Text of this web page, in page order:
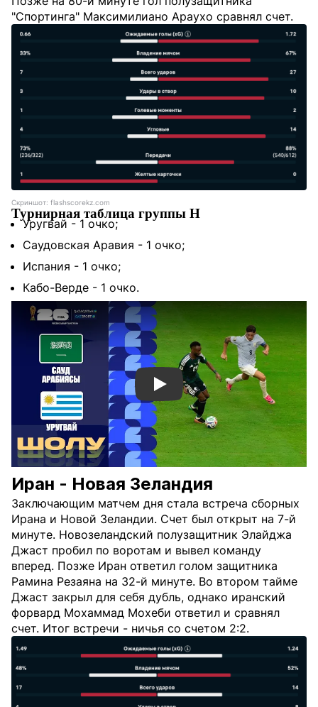
"Спортинга" Максимилиано Араухо сравнял счет.
Скриншот: flashscorekz.com
Турнирная таблица группы H
Уругвай - 1 очко;
Саудовская Аравия - 1 очко;
Испания - 1 очко;
Кабо-Верде - 1 очко.
Смотреть видео YouTube
Иран - Новая Зеландия
Заключающим матчем дня стала встреча сборных
Ирана и Новой Зеландии. Счет был открыт на 7-й
минуте. Новозеландский полузащитник Элайджа
Джаст пробил по воротам и вывел команду
вперед. Позже Иран ответил голом защитника
Рамина Резаяна на 32-й минуте. Во втором тайме
Джаст закрыл для себя дубль, однако иранский
форвард Мохаммад Мохеби ответил и сравнял
счет. Итог встречи - ничья со счетом 2:2.